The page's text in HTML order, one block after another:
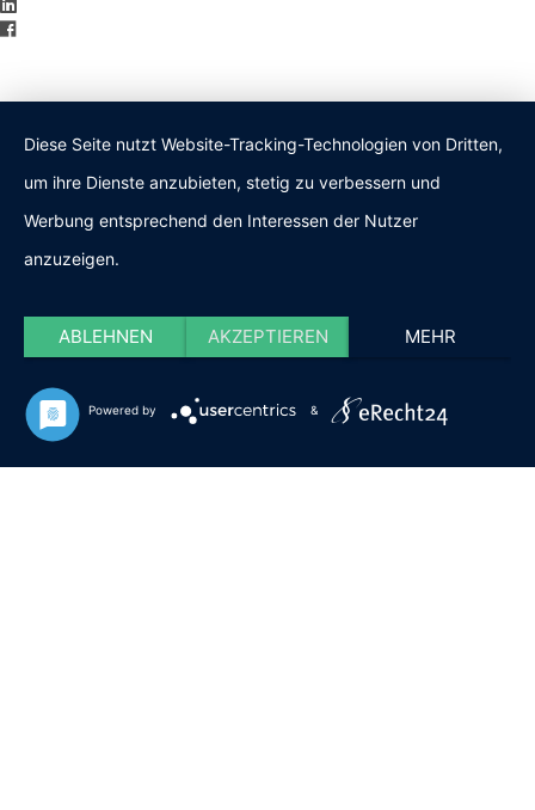
Diese Seite nutzt Website-Tracking-Technologien von Dritten,
um ihre Dienste anzubieten, stetig zu verbessern und
Werbung entsprechend den Interessen der Nutzer
anzuzeigen.
ABLEHNEN AKZEPTIEREN MEHR
Powered by &